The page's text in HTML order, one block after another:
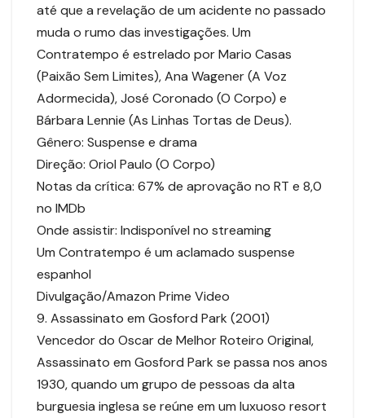
até que a revelação de um acidente no passado
muda o rumo das investigações. Um
Contratempo é estrelado por Mario Casas
(Paixão Sem Limites), Ana Wagener (A Voz
Adormecida), José Coronado (O Corpo) e
Bárbara Lennie (As Linhas Tortas de Deus).
Gênero: Suspense e drama
Direção: Oriol Paulo (O Corpo)
Notas da crítica: 67% de aprovação no RT e 8,0
no IMDb
Onde assistir: Indisponível no streaming
Um Contratempo é um aclamado suspense
espanhol
Divulgação/Amazon Prime Video
9. Assassinato em Gosford Park (2001)
Vencedor do Oscar de Melhor Roteiro Original,
Assassinato em Gosford Park se passa nos anos
1930, quando um grupo de pessoas da alta
burguesia inglesa se reúne em um luxuoso resort